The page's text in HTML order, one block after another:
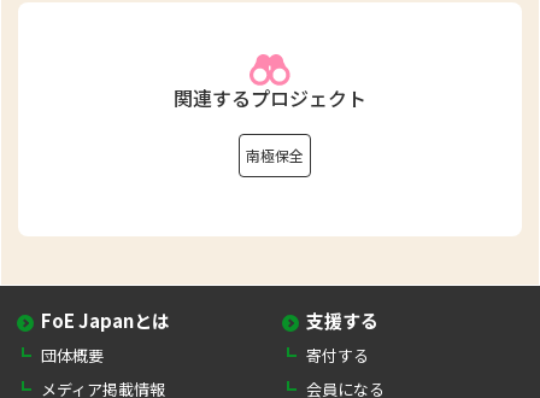
関連するプロジェクト
南極保全
FoE Japanとは
団体概要
メディア掲載情報
支援する
寄付する
会員になる